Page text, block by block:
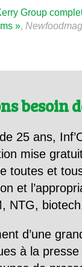
Group
»,
besoin
25 ans,
mise
toutes et
et
NTG,
d’une
à la presse